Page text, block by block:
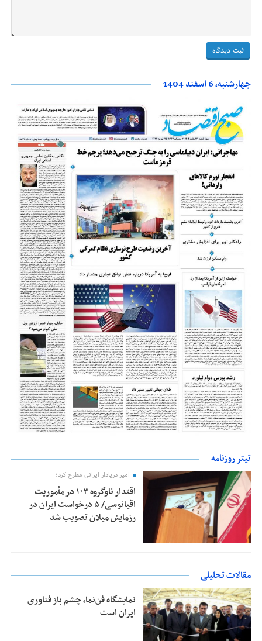
چهارشنبه، 6 اسفند 1404
تیتر روزنامه
امیر دریادار ایرانی مطرح کرد؛
اقتدار ناوگروه ۱۰۳ در مأموریت‌
اقیانوسی/ ۵ درخواست ایران در
رزمایش میلان تصویب شد
مقالات تحلیلی
نمایشگاه فن‌نما، چشم باز فناوری
ایران است